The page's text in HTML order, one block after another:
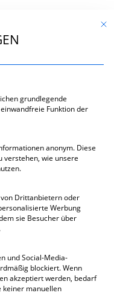
Mit
Gruppen, für die
grundlegende
Funktion der
anonym. Diese
verstehen, wie unsere
Drittanbietern oder
Werbung
sie Besucher über
und Social-Media-
blockiert. Wenn
akzeptiert werden, bedarf
keiner manuellen